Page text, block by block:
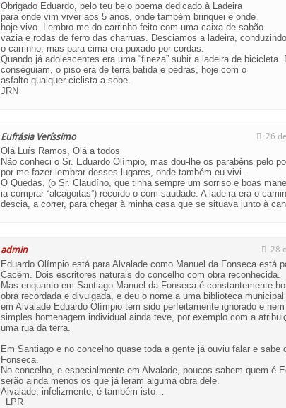
Obrigado Eduardo, pelo teu belo poema dedicado à Ladeira
para onde vim viver aos 5 anos, onde também brinquei e onde
hoje vivo. Lembro-me do carrinho feito com uma caixa de sabão
vazia e rodas de ferro das charruas. Desciamos a ladeira, conduzindo
o carrinho, mas para cima era puxado por cordas.
Quando já adolescentes era uma “fineza” subir a ladeira de bicicleta.
conseguiam, o piso era de terra batida e pedras, hoje com o
asfalto qualquer ciclista a sobe.
JRN
Eufrásia Veríssimo 26
Olá Luís Ramos, Olá a todos
Não conheci o Sr. Eduardo Olímpio, mas dou-lhe os parabéns pelo
por me fazer lembrar desses lugares, onde também eu vivi.
O Quedas, (o Sr. Claudíno, que tinha sempre um sorriso e boas
ia comprar “alcagoitas”) recordo-o com saudade. A ladeira era o
descia, a correr, para chegar à minha casa que se situava junto à
admin 28
Eduardo Olímpio está para Alvalade como Manuel da Fonseca está
Cacém. Dois escritores naturais do concelho com obra reconhecida.
Mas enquanto em Santiago Manuel da Fonseca é constantemente
obra recordada e divulgada, e deu o nome a uma biblioteca
em Alvalade Eduardo Olímpio tem sido perfeitamente ignorado e
simples homenagem individual ainda teve, por exemplo com a
uma rua da terra.
Em Santiago e no concelho quase toda a gente já ouviu falar e sabe
Fonseca.
No concelho, e especialmente em Alvalade, poucos sabem quem é
serão ainda menos os que já leram alguma obra dele.
Alvalade, infelizmente, é também isto…
_LPR